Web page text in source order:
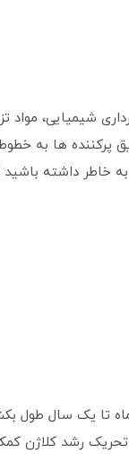
شیمیایی،
پرکننده ها به
خاطر داشته باشید
تا یک سال طول
رشد کلاژن